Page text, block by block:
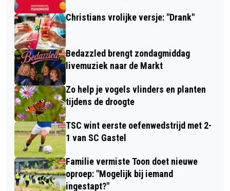
Christians vrolijke versje: "Drank"
Bedazzled brengt zondagmiddag
livemuziek naar de Markt
Zo help je vogels vlinders en planten
tijdens de droogte
TSC wint eerste oefenwedstrijd met 2-
1 van SC Gastel
Familie vermiste Toon doet nieuwe
oproep: "Mogelijk bij iemand
ingestapt?"